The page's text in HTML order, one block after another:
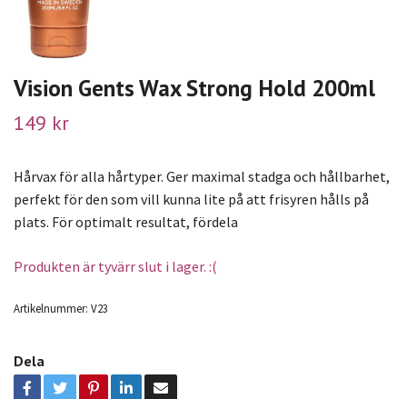
Vision Gents Wax Strong Hold 200ml
149 kr
Hårvax för alla hårtyper. Ger maximal stadga och hållbarhet,
perfekt för den som vill kunna lite på att frisyren hålls på
plats. För optimalt resultat, fördela
Produkten är tyvärr slut i lager. :(
Artikelnummer: V23
Dela